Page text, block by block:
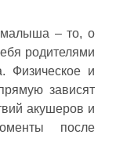
малыша – то, о
родителями
Физическое и
зависят
акушеров и
после